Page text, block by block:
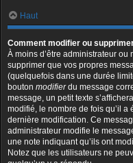
Haut
Comment modifier ou
À moins d’être administrateur
supprimer que vos propres
(quelquefois dans une durée
bouton modifierdu message
message, un petit texte
modifié, le nombre de fois qu’il a
dernière modification. Ce
administrateur modifie le
une note indiquant qu’ils ont
Notez que les utilisateurs ne